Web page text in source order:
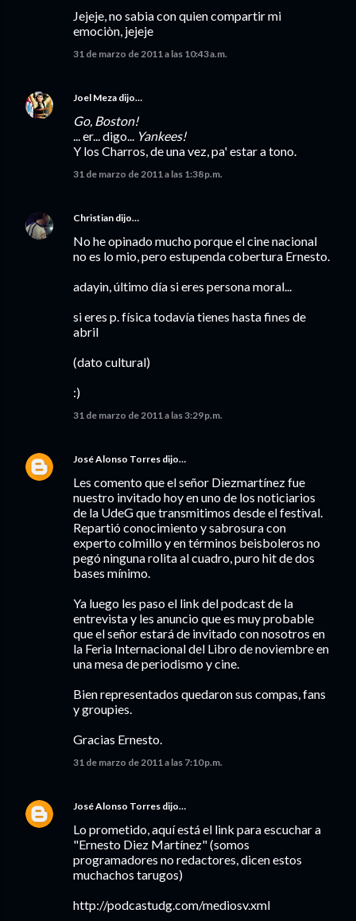
Jejeje, no sabia con quien compartir mi
emociòn, jejeje
31 de marzo de 2011 a las 10:43 a.m.
Joel Meza dijo…
Go, Boston!
... er... digo... Yankees!
Y los Charros, de una vez, pa' estar a tono.
31 de marzo de 2011 a las 1:38 p.m.
Christian dijo…
No he opinado mucho porque el cine nacional
no es lo mio, pero estupenda cobertura Ernesto.
adayin, último día si eres persona moral...
si eres p. física todavía tienes hasta fines de
abril
(dato cultural)
:)
31 de marzo de 2011 a las 3:29 p.m.
José Alonso Torres dijo…
Les comento que el señor Diezmartínez fue
nuestro invitado hoy en uno de los noticiarios
de la UdeG que transmitimos desde el festival.
Repartió conocimiento y sabrosura con
experto colmillo y en términos beisboleros no
pegó ninguna rolita al cuadro, puro hit de dos
bases mínimo.
Ya luego les paso el link del podcast de la
entrevista y les anuncio que es muy probable
que el señor estará de invitado con nosotros en
la Feria Internacional del Libro de noviembre en
una mesa de periodismo y cine.
Bien representados quedaron sus compas, fans
y groupies.
Gracias Ernesto.
31 de marzo de 2011 a las 7:10 p.m.
José Alonso Torres dijo…
Lo prometido, aquí está el link para escuchar a
"Ernesto Diez Martínez" (somos
programadores no redactores, dicen estos
muchachos tarugos)
http://podcastudg.com/mediosv.xml